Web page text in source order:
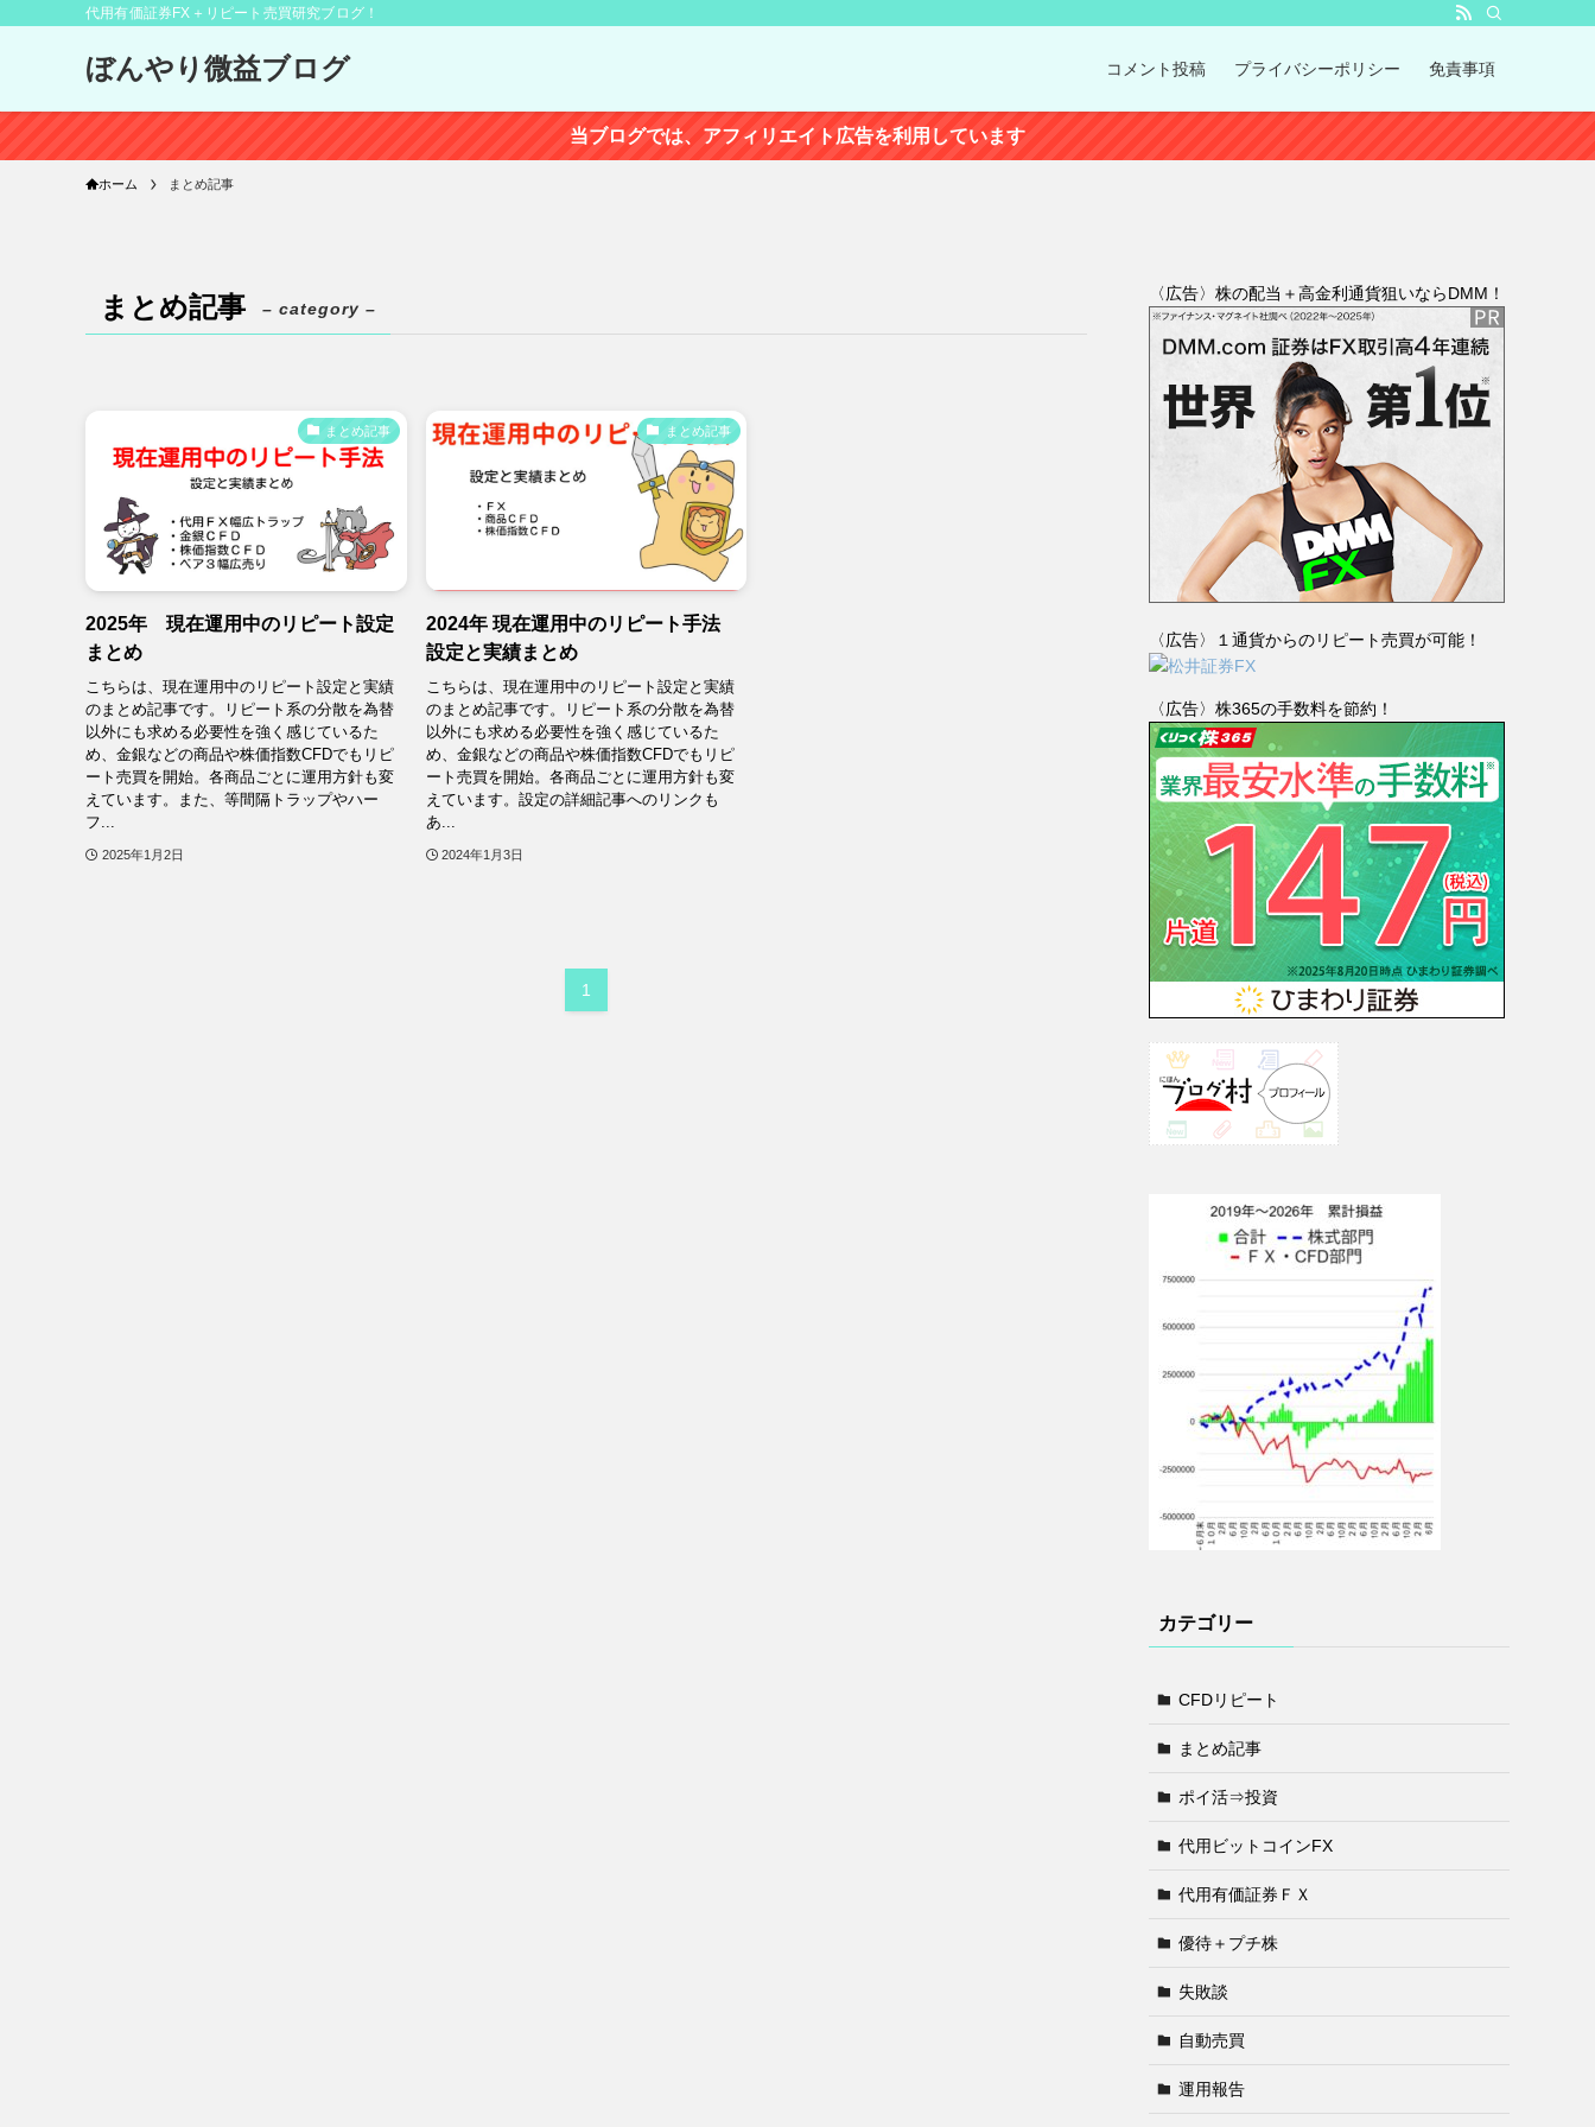
代用有価証券FX＋リピート売買研究ブログ！
ぼんやり微益ブログ コメント投稿 プライバシーポリシー 免責事項
当ブログでは、アフィリエイト広告を利用しています
ホーム まとめ記事
まとめ記事 – category –
まとめ記事
2025年 現在運用中のリピート設定
まとめ
こちらは、現在運用中のリピート設定と実績
のまとめ記事です。リピート系の分散を為替
以外にも求める必要性を強く感じているた
め、金銀などの商品や株価指数CFDでもリピ
ート売買を開始。各商品ごとに運用方針も変
えています。また、等間隔トラップやハー
フ...
2025年1月2日
まとめ記事
2024年 現在運用中のリピート手法
設定と実績まとめ
こちらは、現在運用中のリピート設定と実績
のまとめ記事です。リピート系の分散を為替
以外にも求める必要性を強く感じているた
め、金銀などの商品や株価指数CFDでもリピ
ート売買を開始。各商品ごとに運用方針も変
えています。設定の詳細記事へのリンクも
あ...
2024年1月3日
1
〈広告〉株の配当＋高金利通貨狙いならDMM！
〈広告〉１通貨からのリピート売買が可能！
〈広告〉株365の手数料を節約！
カテゴリー
CFDリピート
まとめ記事
ポイ活⇒投資
代用ビットコインFX
代用有価証券ＦＸ
優待＋プチ株
失敗談
自動売買
運用報告